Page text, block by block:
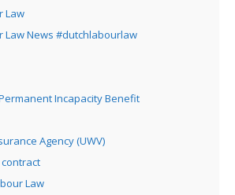
Law
Law News #dutchlabourlaw
Incapacity Benefit
Agency (UWV)
Law